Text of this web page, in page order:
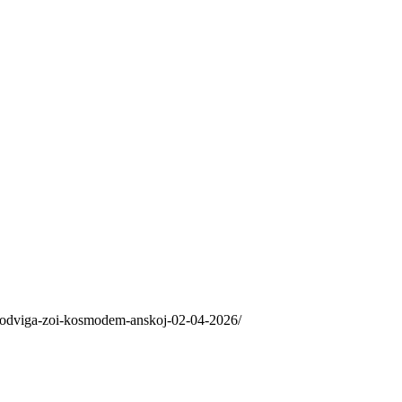
zoi-kosmodem-anskoj-02-04-2026/